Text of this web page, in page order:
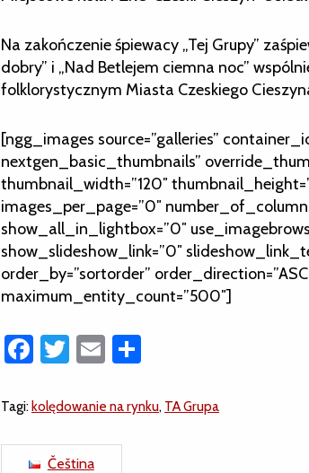
Na zakończenie śpiewacy „Tej Grupy”
dobry” i „Nad Betlejem ciemna noc”
folklorystycznym Miasta Czeskiego
[ngg_images source=”galleries”
nextgen_basic_thumbnails”
thumbnail_width=”120″
images_per_page=”0″
show_all_in_lightbox=”0″
show_slideshow_link=”0″
order_by=”sortorder”
maximum_entity_count=”500″]
Facebook
Twitter
Email
Tagi:kolędowanie na rynku, TA Grupa
Čeština